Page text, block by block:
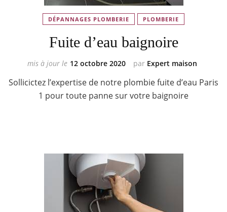
DÉPANNAGES PLOMBERIE PLOMBERIE
Fuite d’eau baignoire
par Expert maison
mis à jour le 12 octobre 2020
Sollicictez l’expertise de notre plombie fuite d’eau Paris
1 pour toute panne sur votre baignoire